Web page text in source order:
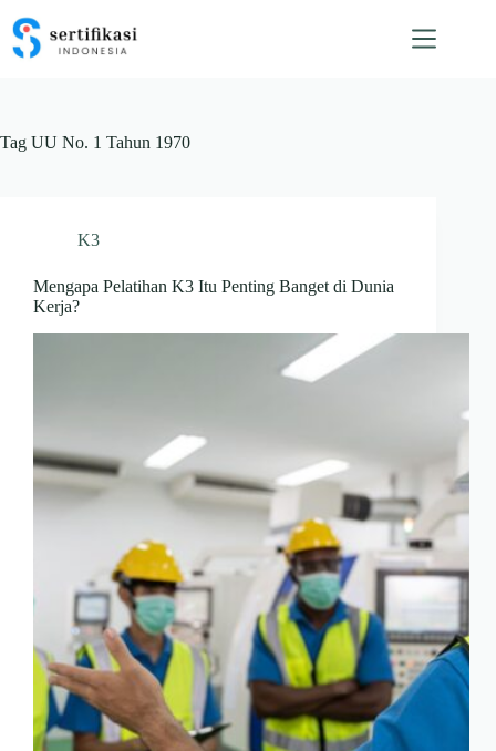
content
Tag UU No. 1 Tahun 1970
K3
Mengapa Pelatihan K3 Itu Penting Banget di Dunia
Kerja?